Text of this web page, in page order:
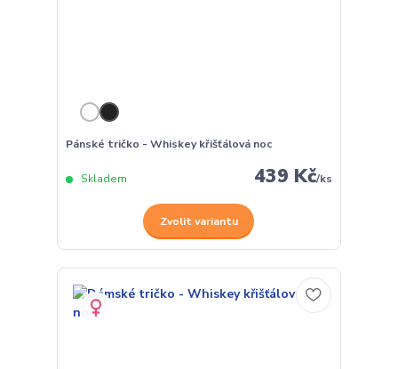
Pánské tričko - Whiskey křišťálová noc
439 Kč/ks
Skladem
Zvolit variantu